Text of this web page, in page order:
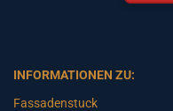
INFORMATIONEN ZU:
Fassadenstuck